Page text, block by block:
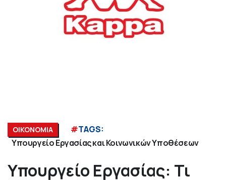
ΟΙΚΟΝΟΜΙΑ #TAGS:
Υπουργείο Εργασίας και Κοινωνικών Υποθέσεων
Υπουργείο Εργασίας: Τι